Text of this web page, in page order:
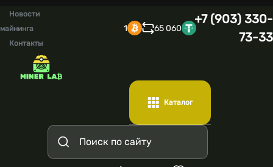
Новости
майнинга
Контакты
1 65 060
+7 (903) 330-
73-33
Каталог